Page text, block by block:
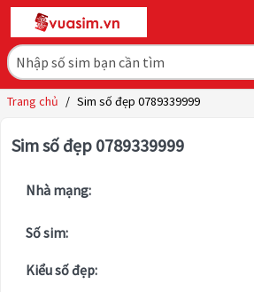
Trang chủ / Sim số đẹp 0789339999
Sim số đẹp 0789339999
Nhà mạng:
Số sim:
Kiểu số đẹp: